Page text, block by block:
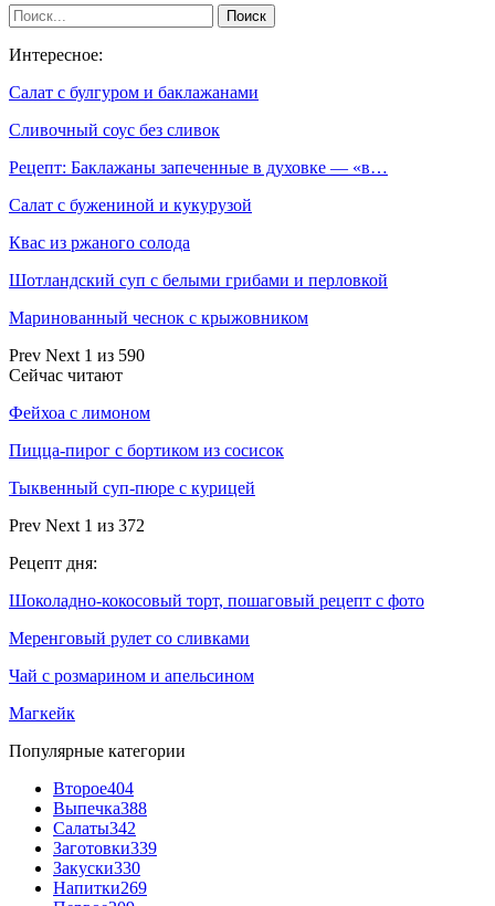
Интересное:
Салат с булгуром и баклажанами
Сливочный соус без сливок
Рецепт: Баклажаны запеченные в духовке — «в…
Салат с бужениной и кукурузой
Квас из ржаного солода
Шотландский суп с белыми грибами и перловкой
Маринованный чеснок с крыжовником
Prev Next 1 из 590
Сейчас читают
Фейхоа с лимоном
Пицца-пирог с бортиком из сосисок
Тыквенный суп-пюре с курицей
Prev Next 1 из 372
Рецепт дня:
Шоколадно-кокосовый торт, пошаговый рецепт с фото
Меренговый рулет со сливками
Чай с розмарином и апельсином
Магкейк
Популярные категории
Второе404
Выпечка388
Салаты342
Заготовки339
Закуски330
Напитки269